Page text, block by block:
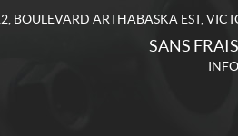
BOULEVARD ARTHABASKA EST,
SANS